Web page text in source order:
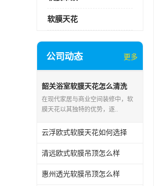
软膜天花
公司动态 更多
韶关浴室软膜天花怎么清洗
在现代家居与商业空间装修中，软
膜天花以其独特的优势，逐..
云浮欧式软膜天花如何选择
清远欧式软膜吊顶怎么样
惠州透光软膜吊顶怎么样